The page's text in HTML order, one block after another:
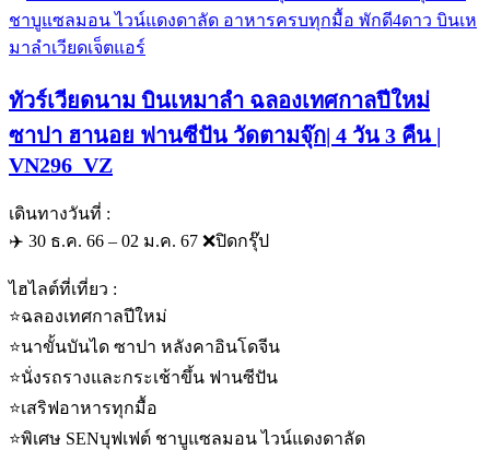
ทัวร์เวียดนาม บินเหมาลำ ฉลองเทศกาลปีใหม่
ซาปา ฮานอย ฟานซีปัน วัดตามจุ๊ก| 4 วัน 3 คืน |
VN296_VZ
เดินทางวันที่ :
✈️ 30 ธ.ค. 66 – 02 ม.ค. 67 ❌ปิดกรุ๊ป
ไฮไลต์ที่เที่ยว :
⭐️ฉลองเทศกาลปีใหม่
⭐️นาขั้นบันได ซาปา หลังคาอินโดจีน
⭐️นั่งรถรางและกระเช้าขึ้น ฟานซีปัน
⭐️เสริฟอาหารทุกมื้อ
⭐️พิเศษ SENบุฟเฟต์ ชาบูแซลมอน ไวน์แดงดาลัด